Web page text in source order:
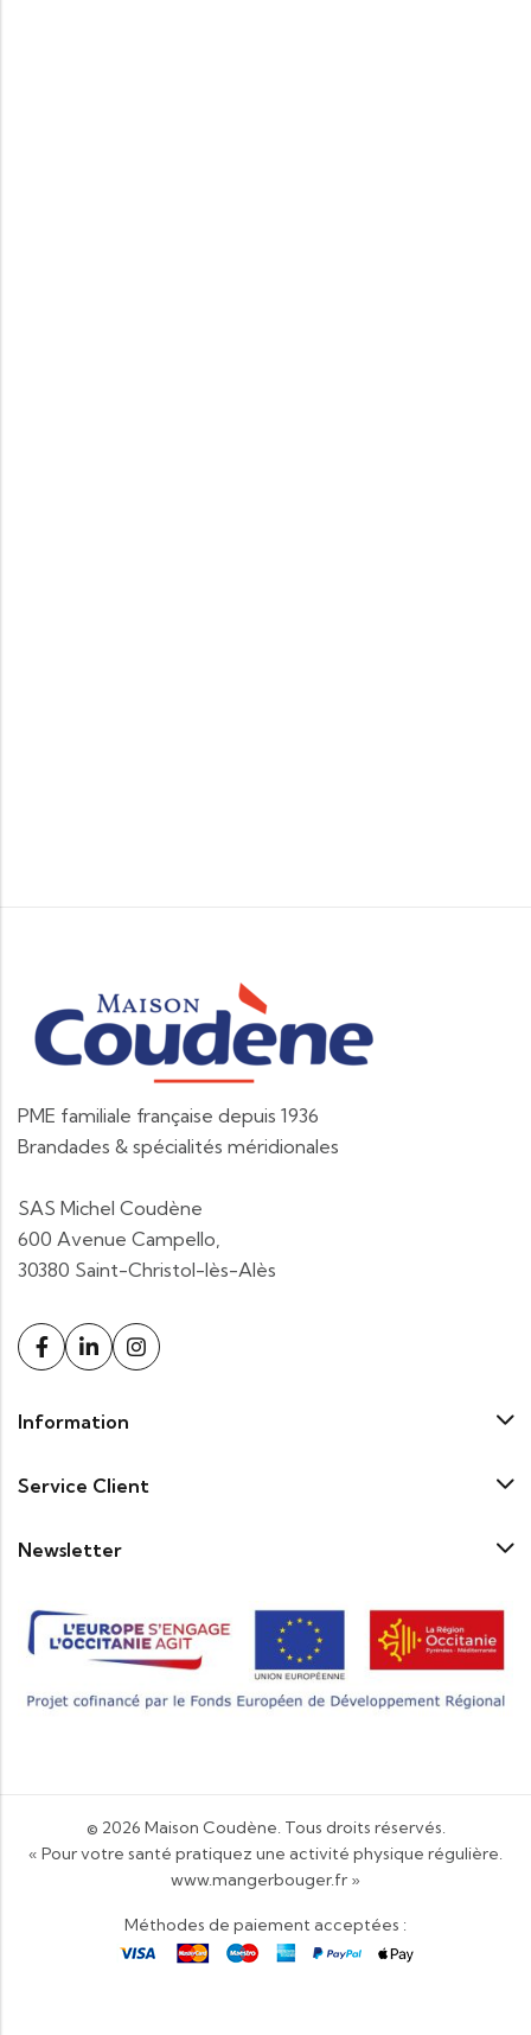
PME familiale française depuis 1936
Brandades & spécialités méridionales
SAS Michel Coudène
600 Avenue Campello,
30380 Saint-Christol-lès-Alès
Information
Service Client
Newsletter
© 2026 Maison Coudène. Tous droits réservés.
« Pour votre santé pratiquez une activité physique régulière.
www.mangerbouger.fr »
Méthodes de paiement acceptées :